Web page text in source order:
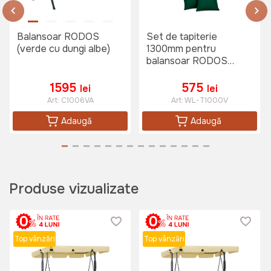
1799 lei
Set mobilier FAMILY
Art:
Set mobilier de gradina DUO
074685
Balansoar RODOS
(verde cu dungi albe)
1595 lei
Art: C1006VA
Adaugă
Set de tapiterie
1300mm pentru
balansoar RODOS
575 lei
Art:WL-T1000V
Adaugă
Produse vizualizate
Top vânzări Top vânzări